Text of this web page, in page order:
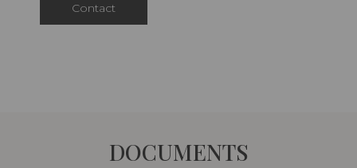
Contact
DOCUMENTS